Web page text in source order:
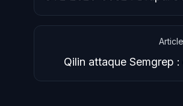
injection sur PostgreSQL,
Qilin attaque Semgrep :
ransomware cible